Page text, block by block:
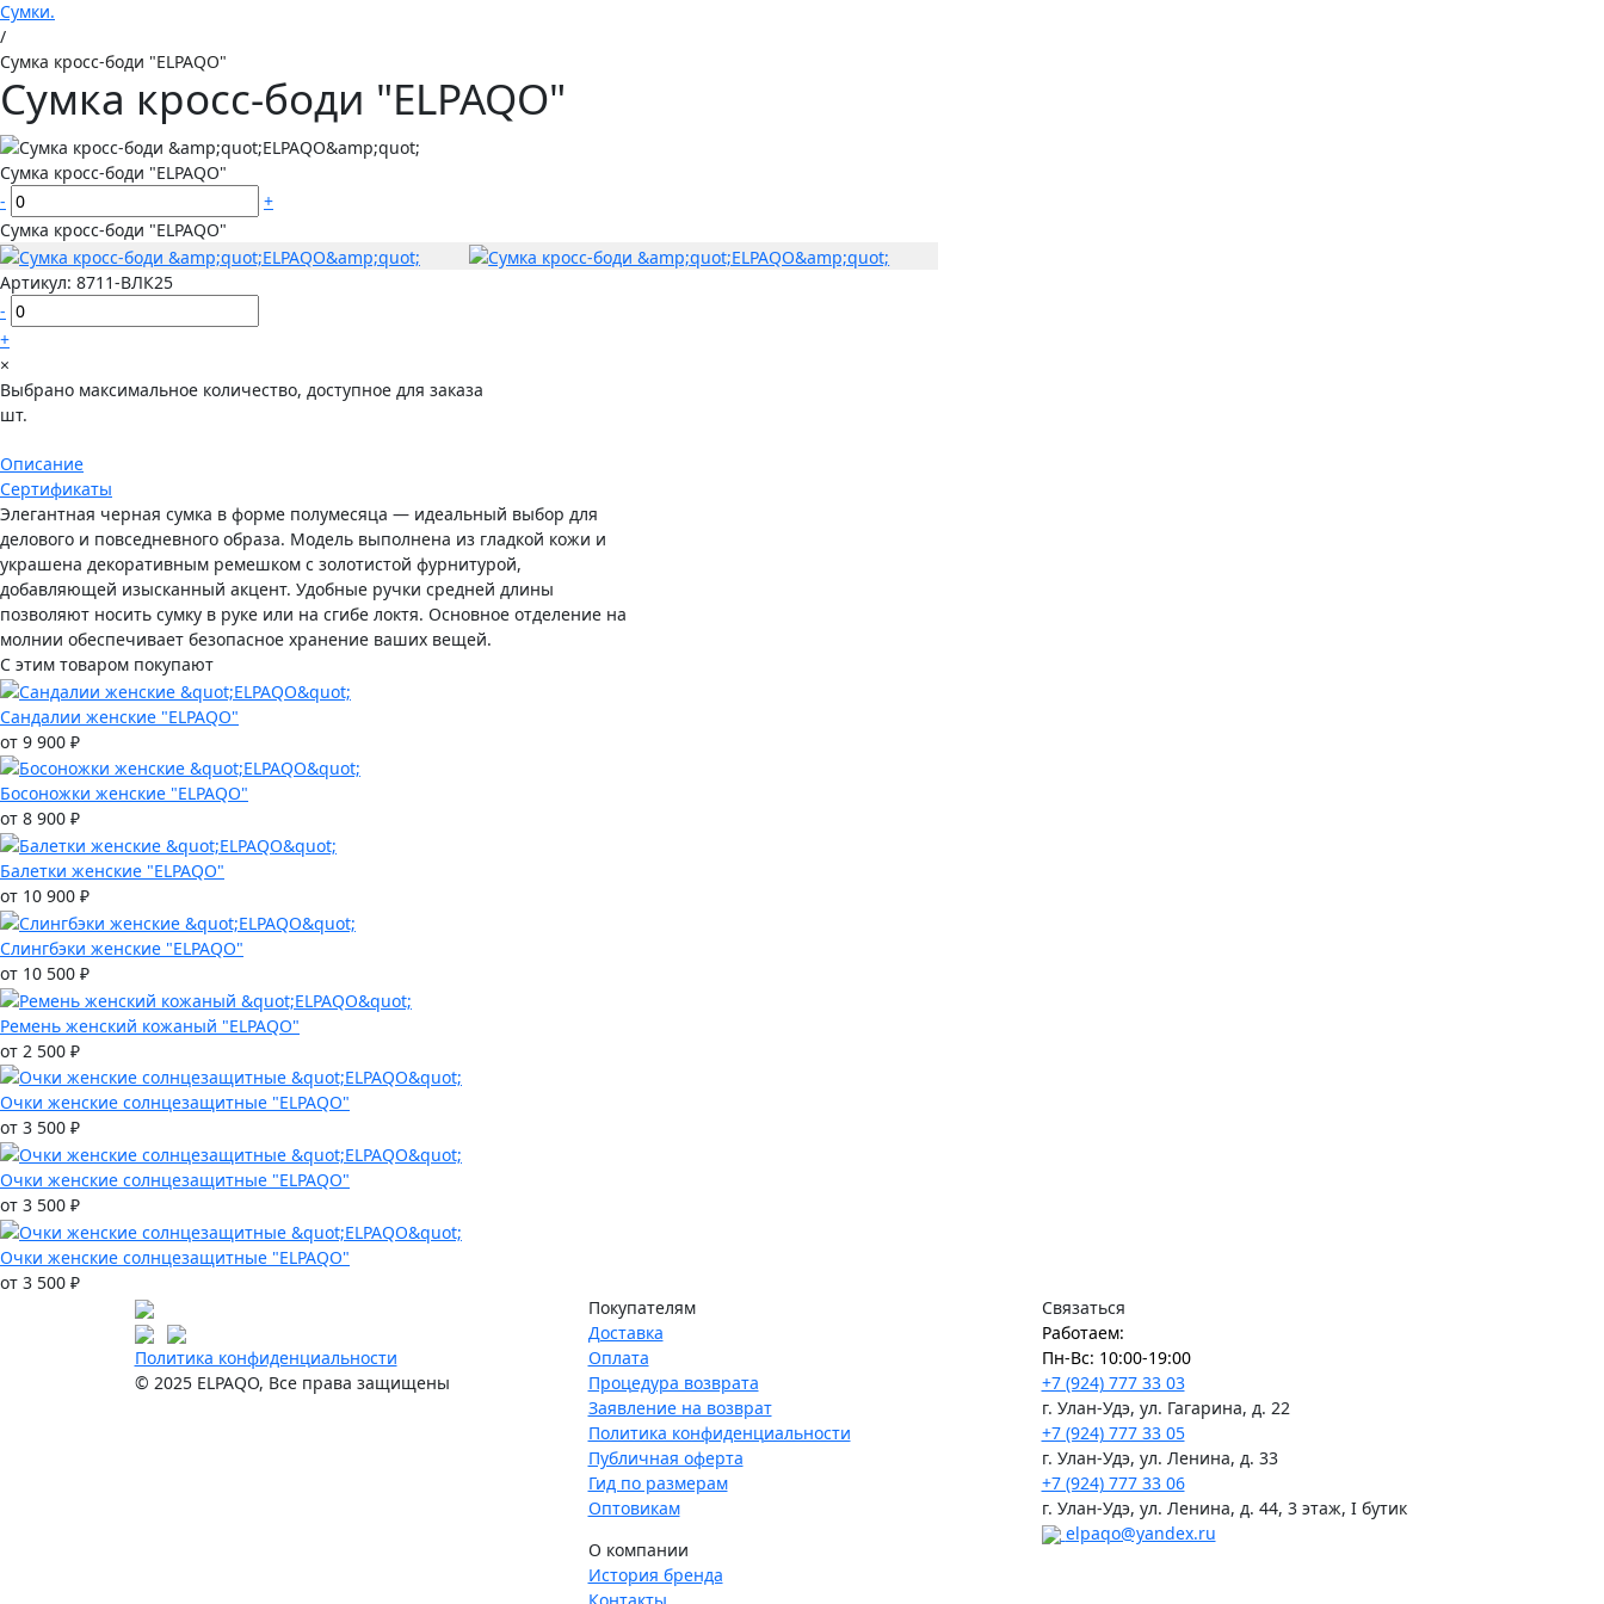
Сумки.
/
Сумка кросс-боди "ELPAQO"
Сумка кросс-боди "ELPAQO"
Сумка кросс-боди "ELPAQO"
-
+
Сумка кросс-боди "ELPAQO"
Артикул: 8711-ВЛК25
-
+
×
Выбрано максимальное количество, доступное для заказа
шт.
Описание
Сертификаты
Элегантная черная сумка в форме полумесяца — идеальный выбор для
делового и повседневного образа. Модель выполнена из гладкой кожи и
украшена декоративным ремешком с золотистой фурнитурой,
добавляющей изысканный акцент. Удобные ручки средней длины
позволяют носить сумку в руке или на сгибе локтя. Основное отделение на
молнии обеспечивает безопасное хранение ваших вещей.
С этим товаром покупают
Сандалии женские "ELPAQO"
от 9 900 ₽
Босоножки женские "ELPAQO"
от 8 900 ₽
Балетки женские "ELPAQO"
от 10 900 ₽
Слингбэки женские "ELPAQO"
от 10 500 ₽
Ремень женский кожаный "ELPAQO"
от 2 500 ₽
Очки женские солнцезащитные "ELPAQO"
от 3 500 ₽
Очки женские солнцезащитные "ELPAQO"
от 3 500 ₽
Очки женские солнцезащитные "ELPAQO"
от 3 500 ₽
Политика конфиденциальности
© 2025 ELPAQO, Все права защищены
Покупателям
Доставка
Оплата
Процедура возврата
Заявление на возврат
Политика конфиденциальности
Публичная оферта
Гид по размерам
Оптовикам
О компании
История бренда
Связаться
Работаем:
Пн-Вс: 10:00-19:00
+7 (924) 777 33 03
г. Улан-Удэ, ул. Гагарина, д. 22
+7 (924) 777 33 05
г. Улан-Удэ, ул. Ленина, д. 33
+7 (924) 777 33 06
г. Улан-Удэ, ул. Ленина, д. 44, 3 этаж, I бутик
elpaqo@yandex.ru